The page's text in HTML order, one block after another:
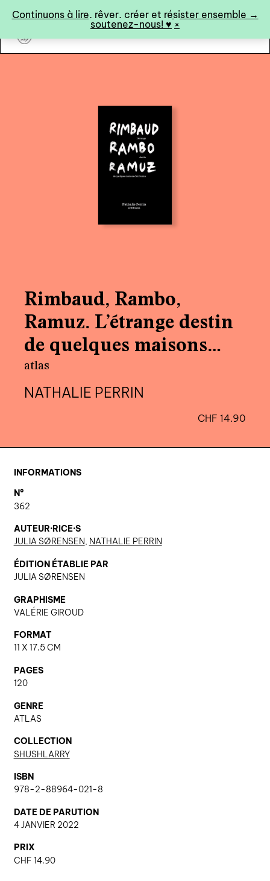
Continuons à lire, rêver, créer et résister ensemble →
soutenez-nous! ♥︎ ×
art&fiction
catalogue ↓
à paraître
éditions de tête
au-delà du livre ↓
artistes en résidence
charte ia
Rimbaud, Rambo,
Ramuz. L’étrange destin
de quelques maisons
d’écrivains
atlas
NATHALIE PERRIN
CHF 14.90
INFORMATIONS
N°
362
AUTEUR·RICE·S
JULIA SØRENSEN, NATHALIE PERRIN
ÉDITION ÉTABLIE PAR
JULIA SØRENSEN
GRAPHISME
VALÉRIE GIROUD
FORMAT
11 X 17.5 CM
PAGES
120
GENRE
ATLAS
COLLECTION
SHUSHLARRY
ISBN
978-2-88964-021-8
DATE DE PARUTION
4 JANVIER 2022
PRIX
CHF 14.90